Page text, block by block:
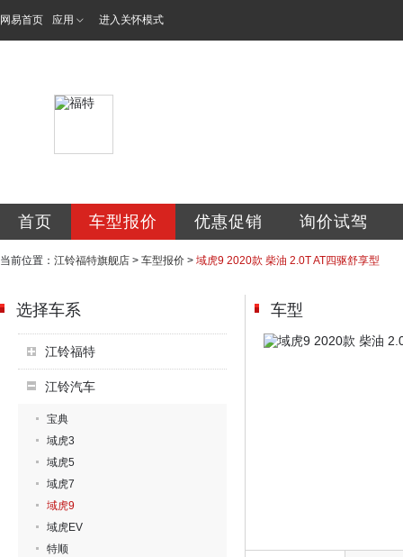
网易首页 应用 进入关怀模式
首页 车型报价 优惠促销 询价试驾
当前位置： 江铃福特旗舰店 > 车型报价 > 域虎9 2020款 柴油 2.0T AT四驱舒享型
选择车系
江铃福特
江铃汽车
宝典
域虎3
域虎5
域虎7
域虎9
域虎EV
特顺
车型